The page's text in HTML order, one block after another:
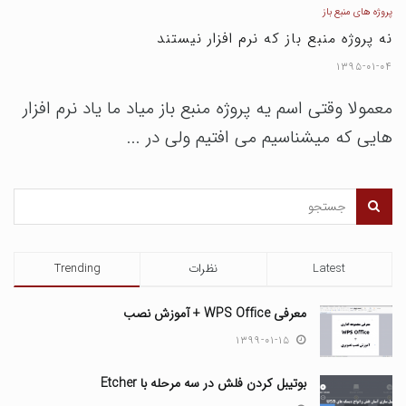
پروژه های منبع باز
نه پروژه منبع باز که نرم افزار نیستند
۱۳۹۵-۰۱-۰۴
معمولا وقتی اسم یه پروژه منبع باز میاد ما یاد نرم افزار
هایی که میشناسیم می افتیم ولی در ...
Trending نظرات Latest
معرفی WPS Office + آموزش نصب
بوتیبل کردن فلش در سه مرحله با Etcher